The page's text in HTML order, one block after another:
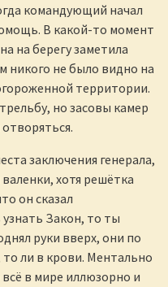
командующий начал
В какой-то момент
на берегу заметила
никого не было видно на
территории.
но засовы камер
заключения генерала,
хотя решётка
он сказал
Закон, то ты
руки вверх, они по
ли в крови. Ментально
в мире иллюзорно и